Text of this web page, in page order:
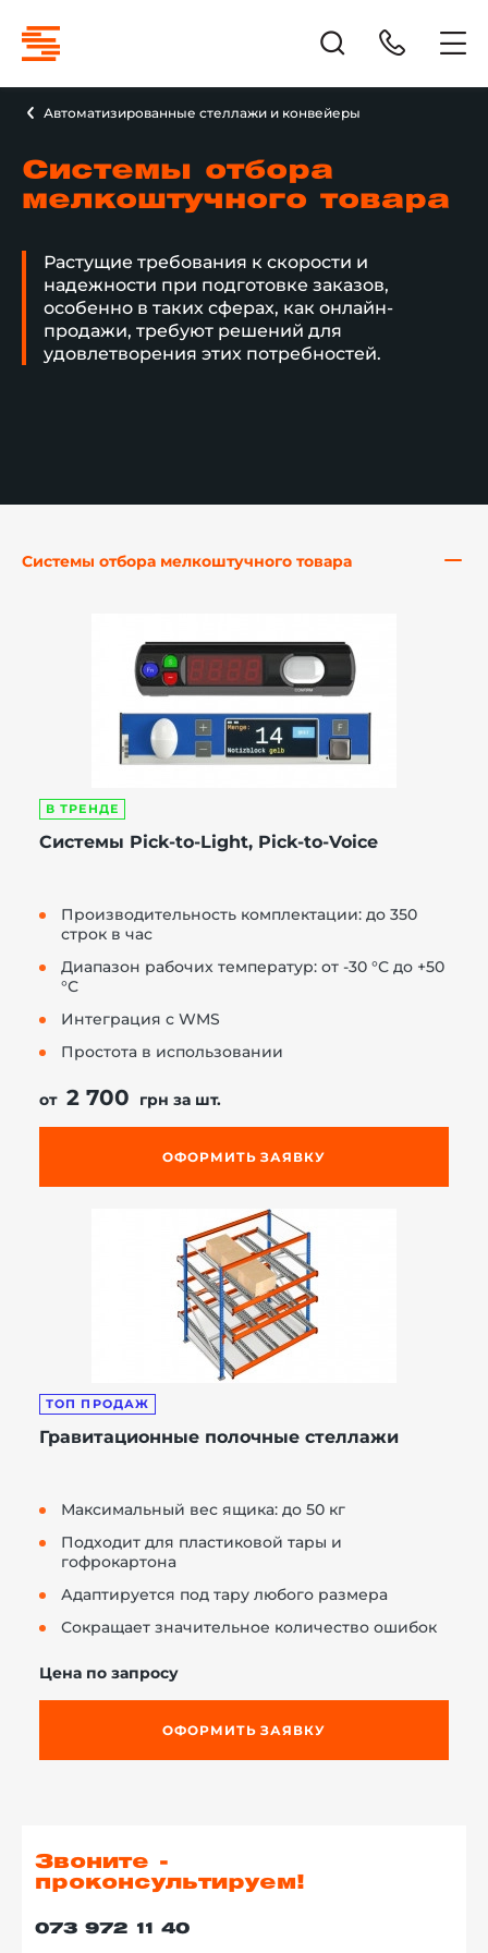
Автоматизированные стеллажи и конвейеры
Системы отбора
мелкоштучного товара
Растущие требования к скорости и
надежности при подготовке заказов,
особенно в таких сферах, как онлайн-
продажи, требуют решений для
удовлетворения этих потребностей.
Системы отбора мелкоштучного товара
В ТРЕНДЕ
Системы Pick-to-Light, Pick-to-Voice
Производительность комплектации: до 350
строк в час
Диапазон рабочих температур: от -30 °С до +50
°С
Интеграция с WMS
Простота в использовании
от 2 700 грн за шт.
ОФОРМИТЬ ЗАЯВКУ
ТОП ПРОДАЖ
Гравитационные полочные стеллажи
Максимальный вес ящика: до 50 кг
Подходит для пластиковой тары и
гофрокартона
Адаптируется под тару любого размера
Сокращает значительное количество ошибок
Цена по запросу
ОФОРМИТЬ ЗАЯВКУ
Звоните -
проконсультируем!
073 972 11 40